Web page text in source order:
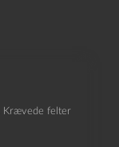
Krævede felter